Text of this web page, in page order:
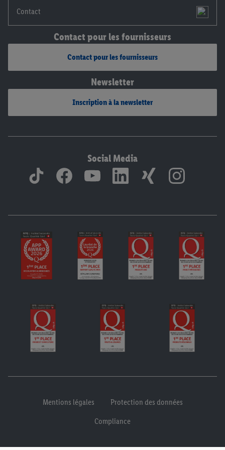
Contact
Contact pour les fournisseurs
Contact pour les fournisseurs
Newsletter
Inscription à la newsletter
Social Media
Mentions légales
Protection des données
Compliance